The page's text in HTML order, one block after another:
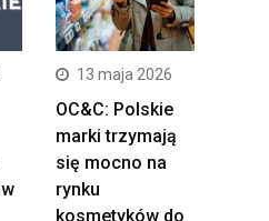
13 maja 2026
OC&C: Polskie
marki trzymają
się mocno na
rynku
kosmetyków do